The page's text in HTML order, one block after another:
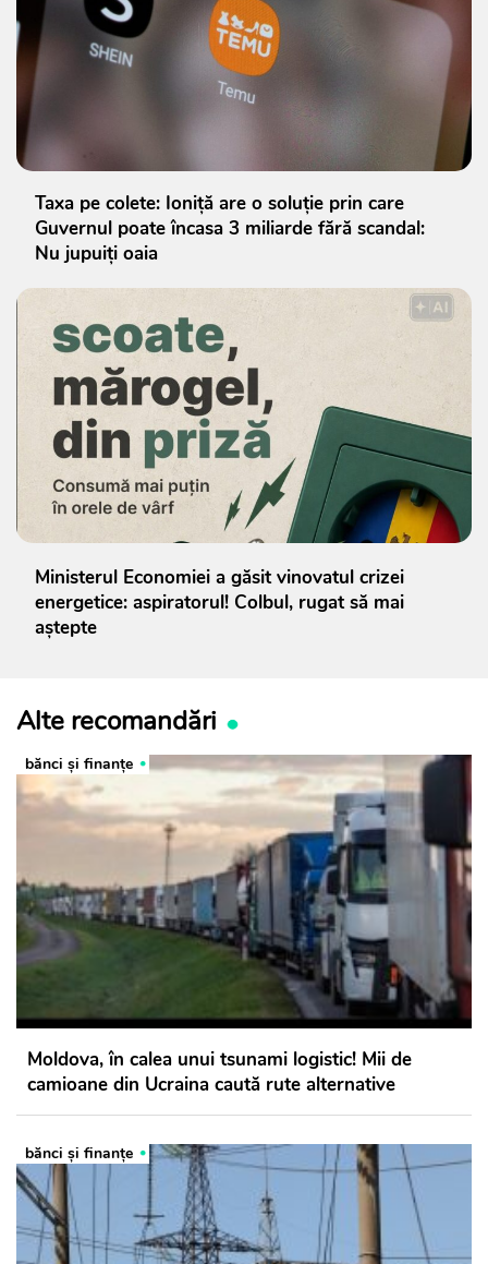
Taxa pe colete: Ioniță are o soluție prin care
Guvernul poate încasa 3 miliarde fără scandal:
Nu jupuiți oaia
Ministerul Economiei a găsit vinovatul crizei
energetice: aspiratorul! Colbul, rugat să mai
aștepte
Alte recomandări
bănci şi finanţe
Moldova, în calea unui tsunami logistic! Mii de
camioane din Ucraina caută rute alternative
bănci şi finanţe